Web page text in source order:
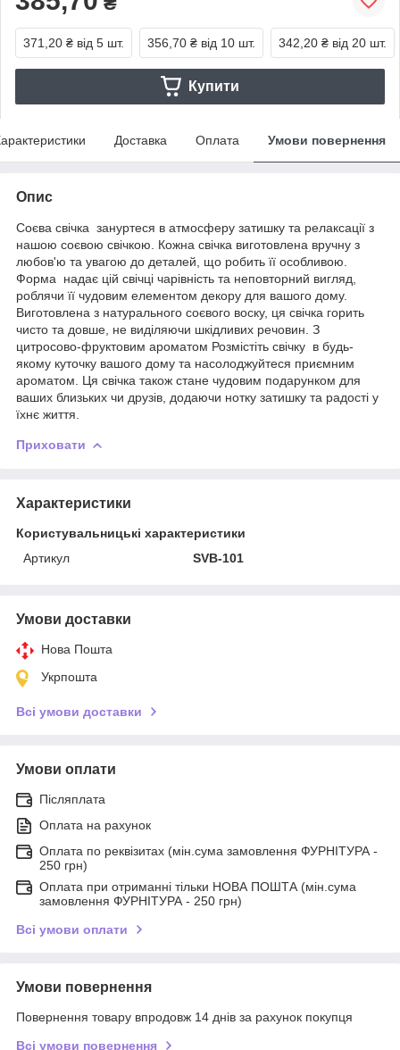
371,20 ₴ від 5 шт. 356,70 ₴ від 10 шт. 342,20 ₴ від 20 шт.
Купити
Доставка Оплата Умови повернення
Опис
Соєва свічка зануртеся в атмосферу затишку та релаксації з
нашою соєвою свічкою. Кожна свічка виготовлена вручну з
любов'ю та увагою до деталей, що робить її особливою.
Форма надає цій свічці чарівність та неповторний вигляд,
роблячи її чудовим елементом декору для вашого дому.
Виготовлена з натурального соєвого воску, ця свічка горить
чисто та довше, не виділяючи шкідливих речовин. З
цитросово-фруктовим ароматом Розмістіть свічку в будь-
якому куточку вашого дому та насолоджуйтеся приємним
ароматом. Ця свічка також стане чудовим подарунком для
ваших близьких чи друзів, додаючи нотку затишку та радості у
їхнє життя.
Приховати
Характеристики
Користувальницькі характеристики
Артикул
SVB-101
Умови доставки
Нова Пошта
Укрпошта
Всі умови доставки
Умови оплати
Післяплата
Оплата на рахунок
Оплата по реквізитах (мін.сума замовлення ФУРНІТУРА -
250 грн)
Оплата при отриманні тільки НОВА ПОШТА (мін.сума
замовлення ФУРНІТУРА - 250 грн)
Всі умови оплати
Умови повернення
Повернення товару впродовж 14 днів за рахунок покупця
Всі умови повернення